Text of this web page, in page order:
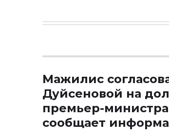
Мажилис
Дуйсеновой на
премьер-
сообщает